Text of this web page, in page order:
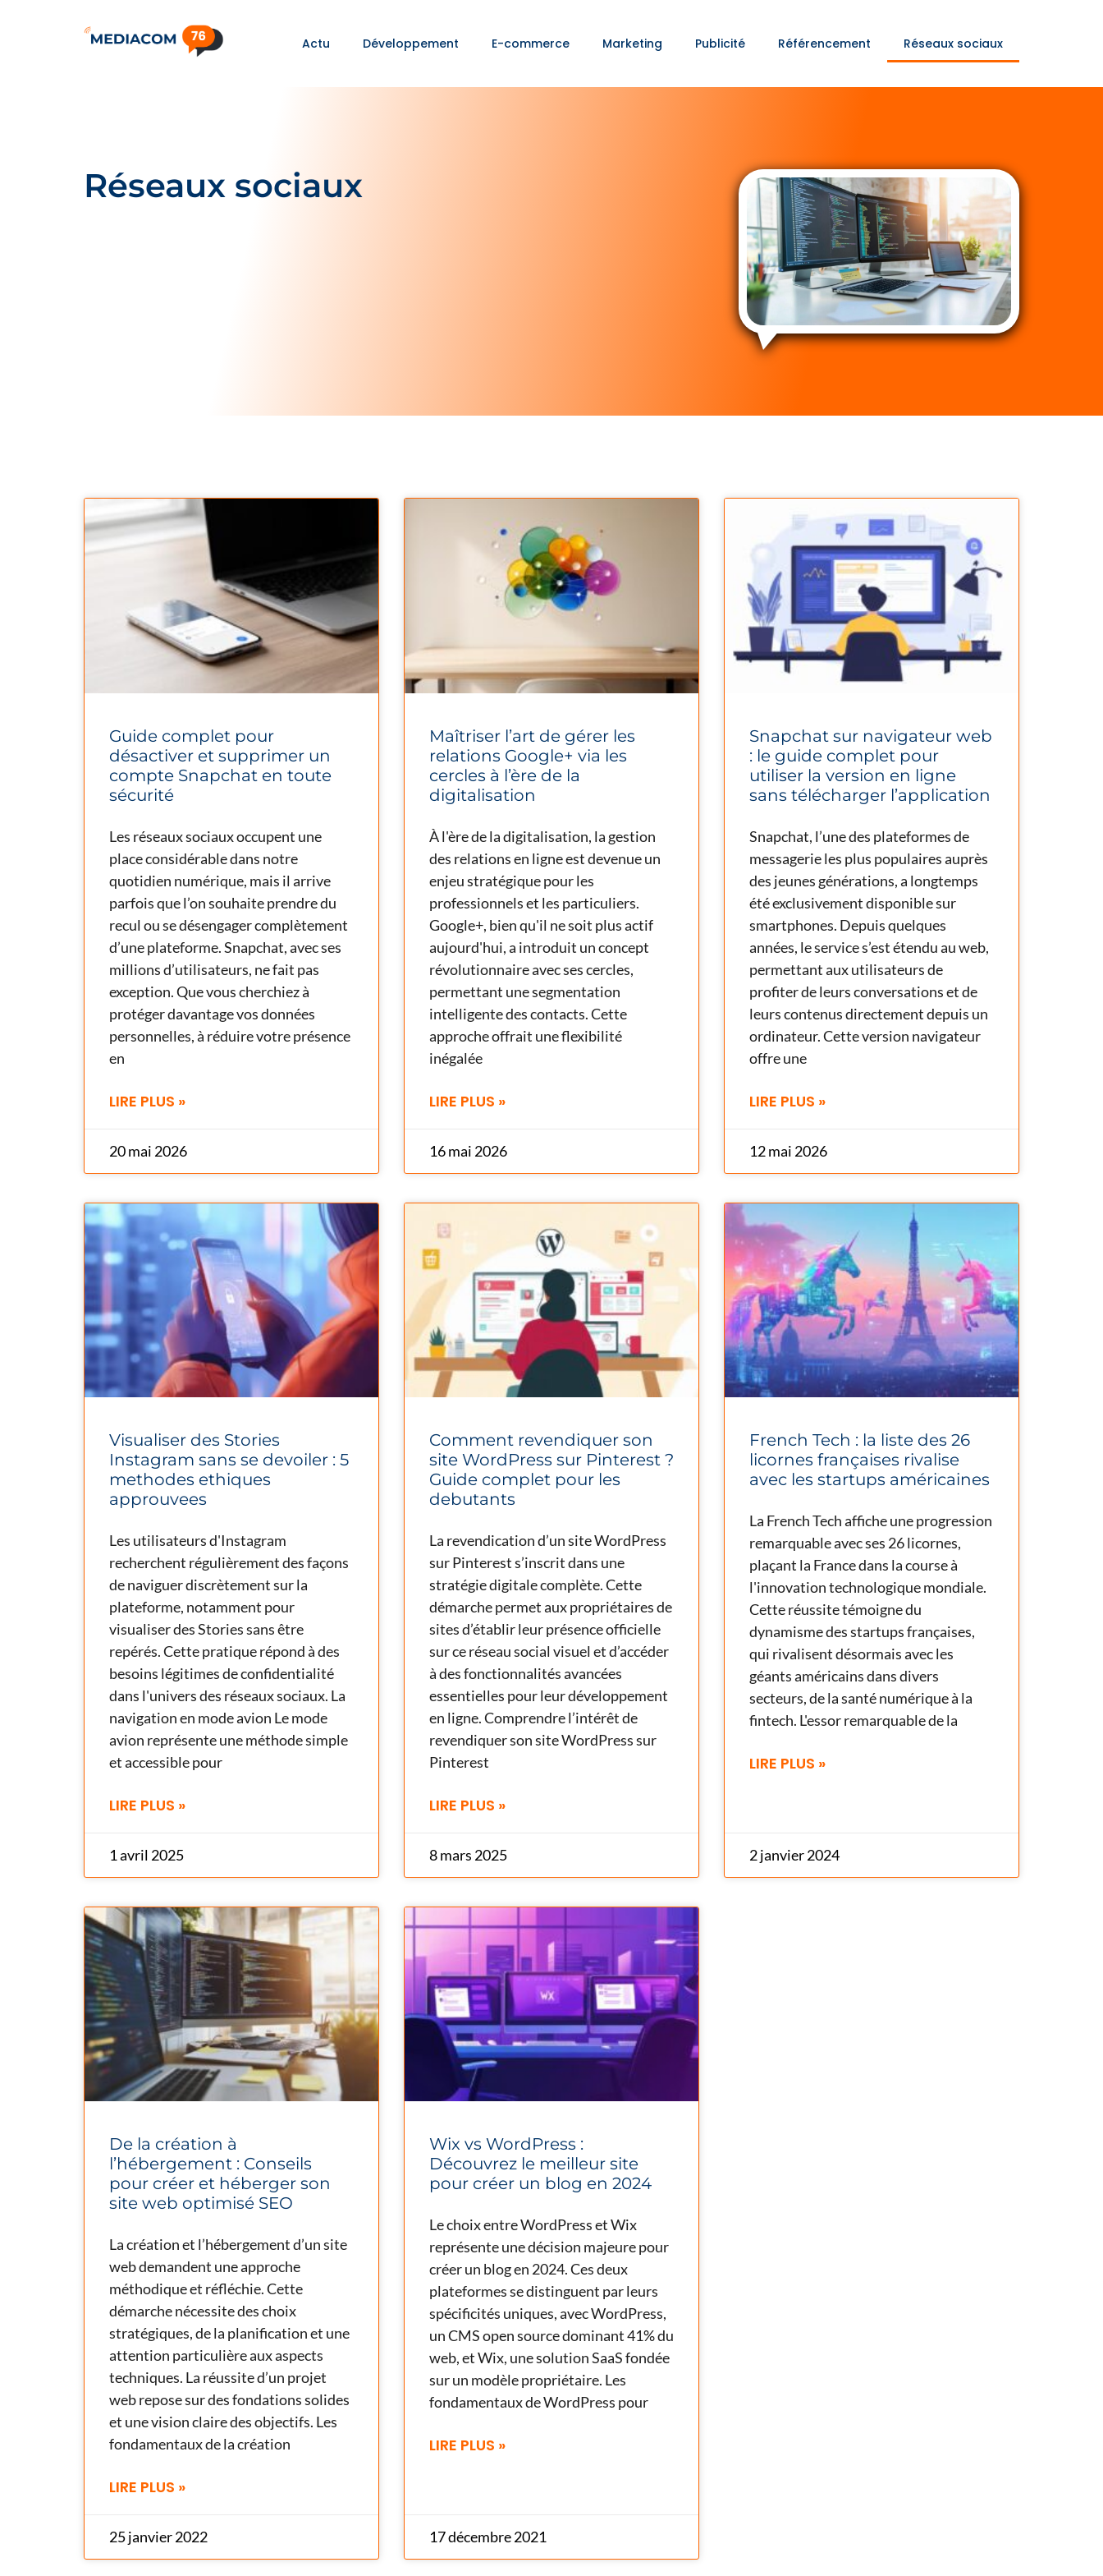
Actu Développement E-commerce Marketing Publicité Référencement Réseaux sociaux
Réseaux sociaux
Guide complet pour
désactiver et supprimer un
compte Snapchat en toute
sécurité
Les réseaux sociaux occupent une
place considérable dans notre
quotidien numérique, mais il arrive
parfois que l’on souhaite prendre du
recul ou se désengager complètement
d’une plateforme. Snapchat, avec ses
millions d’utilisateurs, ne fait pas
exception. Que vous cherchiez à
protéger davantage vos données
personnelles, à réduire votre présence
en
LIRE PLUS »
20 mai 2026
Maîtriser l’art de gérer les
relations Google+ via les
cercles à l’ère de la
digitalisation
À l'ère de la digitalisation, la gestion
des relations en ligne est devenue un
enjeu stratégique pour les
professionnels et les particuliers.
Google+, bien qu'il ne soit plus actif
aujourd'hui, a introduit un concept
révolutionnaire avec ses cercles,
permettant une segmentation
intelligente des contacts. Cette
approche offrait une flexibilité
inégalée
LIRE PLUS »
16 mai 2026
Snapchat sur navigateur web
: le guide complet pour
utiliser la version en ligne
sans télécharger l’application
Snapchat, l’une des plateformes de
messagerie les plus populaires auprès
des jeunes générations, a longtemps
été exclusivement disponible sur
smartphones. Depuis quelques
années, le service s’est étendu au web,
permettant aux utilisateurs de
profiter de leurs conversations et de
leurs contenus directement depuis un
ordinateur. Cette version navigateur
offre une
LIRE PLUS »
12 mai 2026
Visualiser des Stories
Instagram sans se devoiler : 5
methodes ethiques
approuvees
Les utilisateurs d'Instagram
recherchent régulièrement des façons
de naviguer discrètement sur la
plateforme, notamment pour
visualiser des Stories sans être
repérés. Cette pratique répond à des
besoins légitimes de confidentialité
dans l'univers des réseaux sociaux. La
navigation en mode avion Le mode
avion représente une méthode simple
et accessible pour
LIRE PLUS »
1 avril 2025
Comment revendiquer son
site WordPress sur Pinterest ?
Guide complet pour les
debutants
La revendication d’un site WordPress
sur Pinterest s’inscrit dans une
stratégie digitale complète. Cette
démarche permet aux propriétaires de
sites d’établir leur présence officielle
sur ce réseau social visuel et d’accéder
à des fonctionnalités avancées
essentielles pour leur développement
en ligne. Comprendre l’intérêt de
revendiquer son site WordPress sur
Pinterest
LIRE PLUS »
8 mars 2025
French Tech : la liste des 26
licornes françaises rivalise
avec les startups américaines
La French Tech affiche une progression
remarquable avec ses 26 licornes,
plaçant la France dans la course à
l'innovation technologique mondiale.
Cette réussite témoigne du
dynamisme des startups françaises,
qui rivalisent désormais avec les
géants américains dans divers
secteurs, de la santé numérique à la
fintech. L'essor remarquable de la
LIRE PLUS »
2 janvier 2024
De la création à
l’hébergement : Conseils
pour créer et héberger son
site web optimisé SEO
La création et l’hébergement d’un site
web demandent une approche
méthodique et réfléchie. Cette
démarche nécessite des choix
stratégiques, de la planification et une
attention particulière aux aspects
techniques. La réussite d’un projet
web repose sur des fondations solides
et une vision claire des objectifs. Les
fondamentaux de la création
LIRE PLUS »
25 janvier 2022
Wix vs WordPress :
Découvrez le meilleur site
pour créer un blog en 2024
Le choix entre WordPress et Wix
représente une décision majeure pour
créer un blog en 2024. Ces deux
plateformes se distinguent par leurs
spécificités uniques, avec WordPress,
un CMS open source dominant 41% du
web, et Wix, une solution SaaS fondée
sur un modèle propriétaire. Les
fondamentaux de WordPress pour
LIRE PLUS »
17 décembre 2021